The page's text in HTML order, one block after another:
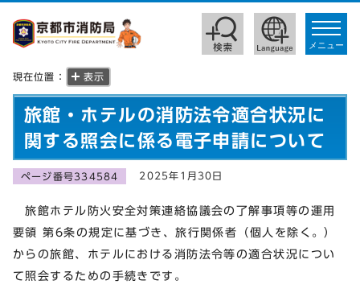
toggle
メニュー
現在位置： 表示
旅館・ホテルの消防法令適合状況に
関する照会に係る電子申請について
ページ番号334584 2025年1月30日
旅館ホテル防火安全対策連絡協議会の了解事項等の運用
要領 第6条の規定に基づき、旅行関係者（個人を除く。）
からの旅館、ホテルにおける消防法令等の適合状況につい
て照会するための手続きです。